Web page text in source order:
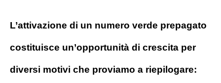
L’attivazione di un numero verde prepagato
costituisce un’opportunità di crescita per
diversi motivi che proviamo a riepilogare: